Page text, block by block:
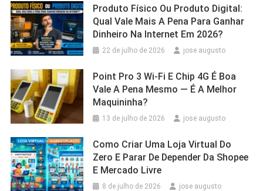
Produto Físico Ou Produto Digital:
Qual Vale Mais A Pena Para Ganhar
Dinheiro Na Internet Em 2026?
22 de julho de 2026 jose augusto
Point Pro 3 Wi‑Fi E Chip 4G É Boa
Vale A Pena Mesmo — É A Melhor
Maquininha?
13 de julho de 2026 jose augusto
Como Criar Uma Loja Virtual Do
Zero E Parar De Depender Da Shopee
E Mercado Livre
8 de julho de 2026 jose augusto